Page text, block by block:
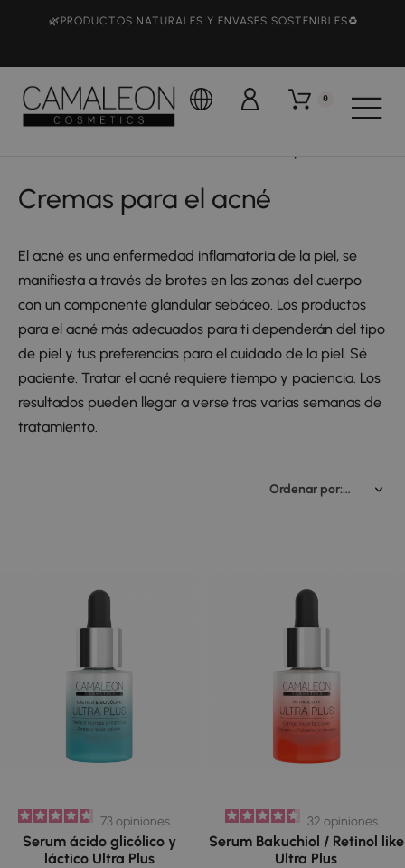
🌿PRODUCTOS NATURALES Y ENVASES SOSTENIBLES♻️
0
Cremas para el acné
El acné es una enfermedad inflamatoria de la piel, se
manifiesta a través de brotes en las zonas del cuerpo
con un componente glandular sebáceo. Los productos
para el acné más adecuados para ti dependerán del tipo
de piel y tus preferencias para el cuidado de la piel. Sé
paciente. Tratar el acné requiere tiempo y paciencia. Los
resultados pueden llegar a verse tras varias semanas de
tratamiento.
Ordenar por: Relevancia
73opiniones
Serum ácido glicólico y
láctico Ultra Plus
32 opiniones
Serum Bakuchiol / Retinol like
Ultra Plus